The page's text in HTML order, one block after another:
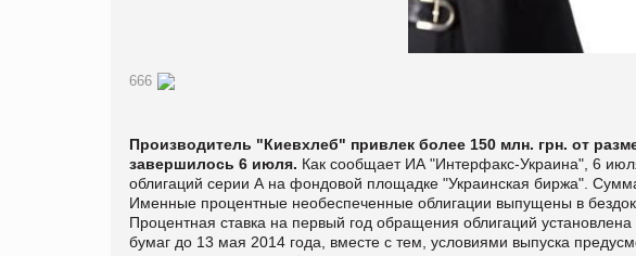
666
Производитель "Киевхлеб" привлек более 150 млн. грн. от
завершилось 6 июля. Как сообщает ИА "Интерфакс-Украина", 6
облигаций серии А на фондовой площадке "Украинская биржа".
Именные процентные необеспеченные облигации выпущены в
Процентная ставка на первый год обращения облигаций
бумаг до 13 мая 2014 года, вместе с тем, условиями выпуска